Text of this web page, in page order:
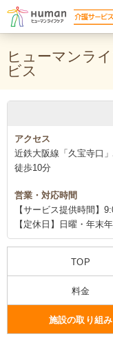
ヒューマンラ
ビス
アクセス
近鉄大阪線「久宝寺口
徒歩10分
営業・対応時間
【サービス提供時間】
【定休日】日曜・年末
TOP
料金
施設の取り組み